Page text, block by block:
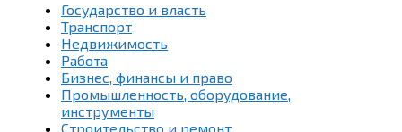
Государство и власть
Транспорт
Недвижимость
Работа
Бизнес, финансы и право
Промышленность, оборудование,
инструменты
Строительство и ремонт